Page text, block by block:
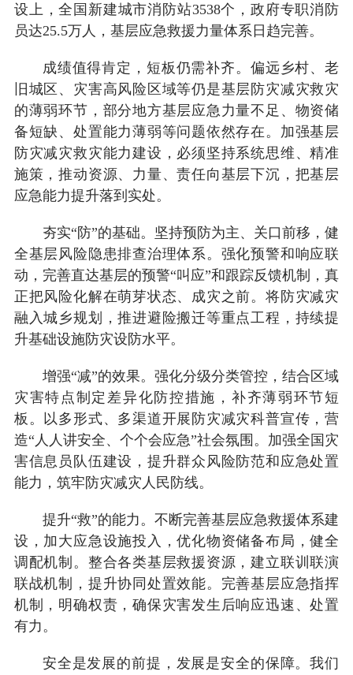
设上，全国新建城市消防站3538个，政府专职消防
员达25.5万人，基层应急救援力量体系日趋完善。
成绩值得肯定，短板仍需补齐。偏远乡村、老
旧城区、灾害高风险区域等仍是基层防灾减灾救灾
的薄弱环节，部分地方基层应急力量不足、物资储
备短缺、处置能力薄弱等问题依然存在。加强基层
防灾减灾救灾能力建设，必须坚持系统思维、精准
施策，推动资源、力量、责任向基层下沉，把基层
应急能力提升落到实处。
夯实“防”的基础。坚持预防为主、关口前移，健
全基层风险隐患排查治理体系。强化预警和响应联
动，完善直达基层的预警“叫应”和跟踪反馈机制，真
正把风险化解在萌芽状态、成灾之前。将防灾减灾
融入城乡规划，推进避险搬迁等重点工程，持续提
升基础设施防灾设防水平。
增强“减”的效果。强化分级分类管控，结合区域
灾害特点制定差异化防控措施，补齐薄弱环节短
板。以多形式、多渠道开展防灾减灾科普宣传，营
造“人人讲安全、个个会应急”社会氛围。加强全国灾
害信息员队伍建设，提升群众风险防范和应急处置
能力，筑牢防灾减灾人民防线。
提升“救”的能力。不断完善基层应急救援体系建
设，加大应急设施投入，优化物资储备布局，健全
调配机制。整合各类基层救援资源，建立联训联演
联战机制，提升协同处置效能。完善基层应急指挥
机制，明确权责，确保灾害发生后响应迅速、处置
有力。
安全是发展的前提，发展是安全的保障。我们